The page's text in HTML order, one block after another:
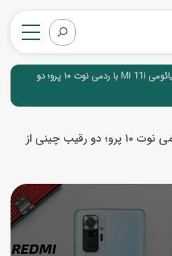
مقایسه شیائومی Mi 11i با ردمی نوت ۱۰ پرو؛ دو
مقایسه شیائومی Mi 11i با ردمی نوت ۱۰ پرو؛ دو رقیب چینی از